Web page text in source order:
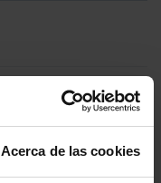
Acerca de las cookies